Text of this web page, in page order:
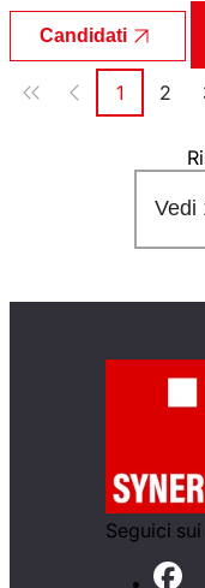
Candidati
Paginazione
Pagina
1 2
Vedi
Seguici